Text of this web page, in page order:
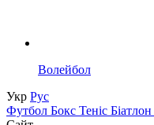
Волейбол
Укр Рус
Футбол Бокс Теніс Біатлон